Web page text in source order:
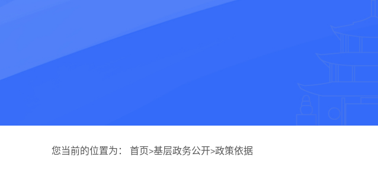
您当前的位置为： 首页>基层政务公开>政策依据